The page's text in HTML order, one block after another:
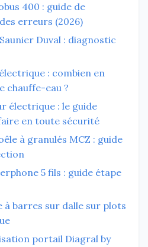
400 : guide de
erreurs (2026)
Duval : diagnostic
: combien en
chauffe-eau ?
électrique : le guide
en toute sécurité
à granulés MCZ : guide
5 fils : guide étape
à barres sur dalle sur plots
portail Diagral by